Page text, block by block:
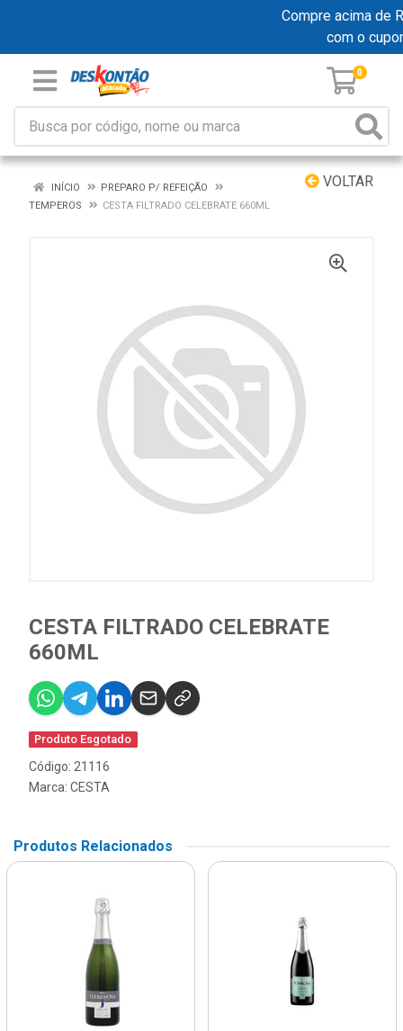
Compre acima de
com o
0
VOLTAR
INÍCIO
PREPARO P/ REFEIÇÃO
TEMPEROS
CESTA FILTRADO CELEBRATE 660ML
CESTA FILTRADO CELEBRATE
660ML
Produto Esgotado
Código: 21116
Marca: CESTA
Produtos Relacionados